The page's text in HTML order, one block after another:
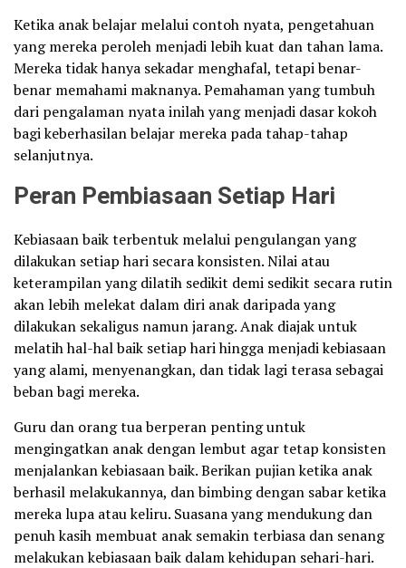
Ketika anak belajar melalui contoh nyata, pengetahuan
yang mereka peroleh menjadi lebih kuat dan tahan lama.
Mereka tidak hanya sekadar menghafal, tetapi benar-
benar memahami maknanya. Pemahaman yang tumbuh
dari pengalaman nyata inilah yang menjadi dasar kokoh
bagi keberhasilan belajar mereka pada tahap-tahap
selanjutnya.
Peran Pembiasaan Setiap Hari
Kebiasaan baik terbentuk melalui pengulangan yang
dilakukan setiap hari secara konsisten. Nilai atau
keterampilan yang dilatih sedikit demi sedikit secara rutin
akan lebih melekat dalam diri anak daripada yang
dilakukan sekaligus namun jarang. Anak diajak untuk
melatih hal-hal baik setiap hari hingga menjadi kebiasaan
yang alami, menyenangkan, dan tidak lagi terasa sebagai
beban bagi mereka.
Guru dan orang tua berperan penting untuk
mengingatkan anak dengan lembut agar tetap konsisten
menjalankan kebiasaan baik. Berikan pujian ketika anak
berhasil melakukannya, dan bimbing dengan sabar ketika
mereka lupa atau keliru. Suasana yang mendukung dan
penuh kasih membuat anak semakin terbiasa dan senang
melakukan kebiasaan baik dalam kehidupan sehari-hari.